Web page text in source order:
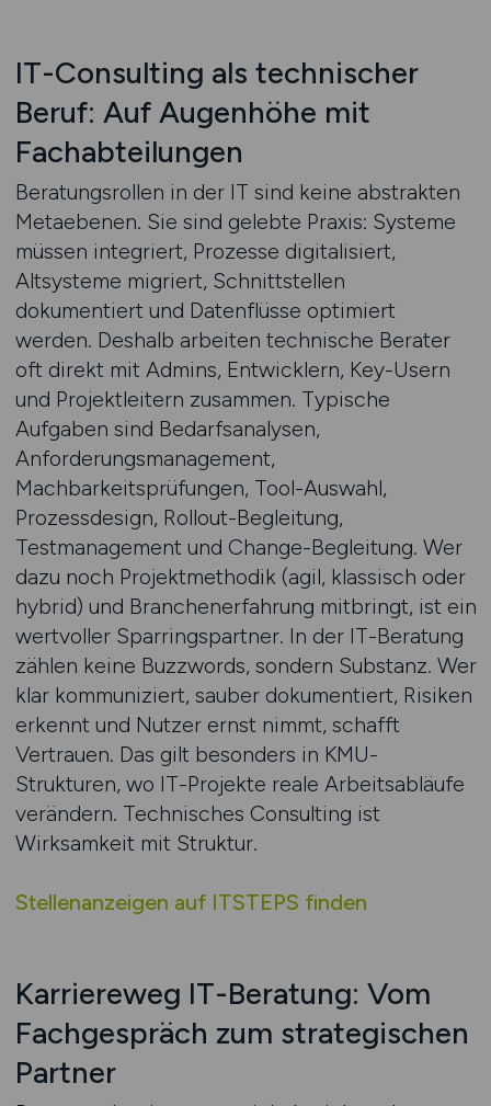
IT-Consulting als technischer
Beruf: Auf Augenhöhe mit
Fachabteilungen
Beratungsrollen in der IT sind keine abstrakten
Metaebenen. Sie sind gelebte Praxis: Systeme
müssen integriert, Prozesse digitalisiert,
Altsysteme migriert, Schnittstellen
dokumentiert und Datenflüsse optimiert
werden. Deshalb arbeiten technische Berater
oft direkt mit Admins, Entwicklern, Key-Usern
und Projektleitern zusammen. Typische
Aufgaben sind Bedarfsanalysen,
Anforderungsmanagement,
Machbarkeitsprüfungen, Tool-Auswahl,
Prozessdesign, Rollout-Begleitung,
Testmanagement und Change-Begleitung. Wer
dazu noch Projektmethodik (agil, klassisch oder
hybrid) und Branchenerfahrung mitbringt, ist ein
wertvoller Sparringspartner. In der IT-Beratung
zählen keine Buzzwords, sondern Substanz. Wer
klar kommuniziert, sauber dokumentiert, Risiken
erkennt und Nutzer ernst nimmt, schafft
Vertrauen. Das gilt besonders in KMU-
Strukturen, wo IT-Projekte reale Arbeitsabläufe
verändern. Technisches Consulting ist
Wirksamkeit mit Struktur.
Stellenanzeigen auf ITSTEPS finden
Karriereweg IT-Beratung: Vom
Fachgespräch zum strategischen
Partner